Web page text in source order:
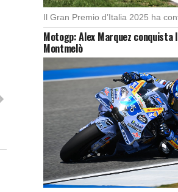
Motogp: Alex Marquez
Montmelò